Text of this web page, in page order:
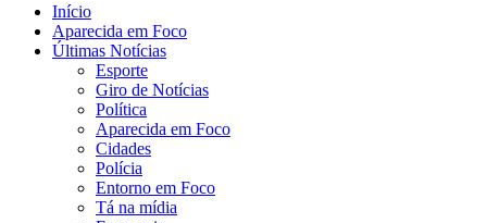
Início
Aparecida em Foco
Últimas Notícias
Esporte
Giro de Notícias
Política
Aparecida em Foco
Cidades
Polícia
Entorno em Foco
Tá na mídia